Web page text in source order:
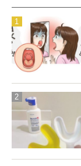
1
2